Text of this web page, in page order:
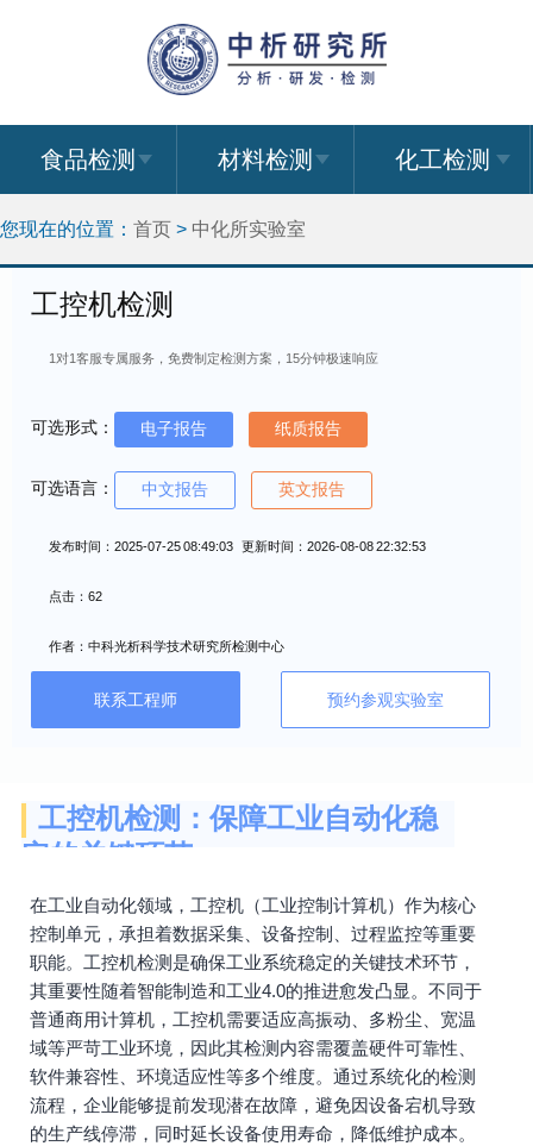
食品检测 材料检测 化工检测
您现在的位置： 首页 > 中化所实验室
工控机检测
1对1客服专属服务，免费制定检测方案，15分钟极速响应
可选形式： 电子报告 纸质报告
可选语言： 中文报告 英文报告
发布时间：2025-07-25 08:49:03 更新时间：2026-08-08 22:32:53
点击：62
作者：中科光析科学技术研究所检测中心
联系工程师 预约参观实验室
工控机检测：保障工业自动化稳
定的关键环节
在工业自动化领域，工控机（工业控制计算机）作为核心
控制单元，承担着数据采集、设备控制、过程监控等重要
职能。工控机检测是确保工业系统稳定的关键技术环节，
其重要性随着智能制造和工业4.0的推进愈发凸显。不同于
普通商用计算机，工控机需要适应高振动、多粉尘、宽温
域等严苛工业环境，因此其检测内容需覆盖硬件可靠性、
软件兼容性、环境适应性等多个维度。通过系统化的检测
流程，企业能够提前发现潜在故障，避免因设备宕机导致
的生产线停滞，同时延长设备使用寿命，降低维护成本。